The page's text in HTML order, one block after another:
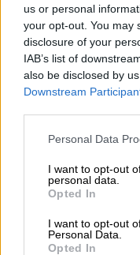
us or personal
your opt-out. You may
disclosure of your
IAB’s list of
also be disclosed by
Downstream
Please note that this
not limited to your visit
grant or deny consent
use your data for
consent section.
Personal Data
I want to opt-out
personal data.
Opted In
I want to opt-out
Personal Data.
Opted In
ΔΙΑΒΑΣΤΕ
Αθλητισμός|
Παγκόσμιος
χαμό του
Πέθανε ο
Νιγηρίας